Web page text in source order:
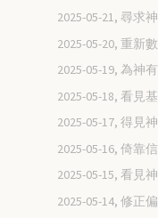
2025-05-21, 尋求
2025-05-20, 重新
2025-05-19, 為神
2025-05-18, 看見
2025-05-17, 得見
2025-05-16, 倚靠
2025-05-15, 看見
2025-05-14, 修正